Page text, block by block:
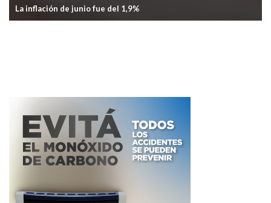
Gremio aceitero acordó nueva paritaria